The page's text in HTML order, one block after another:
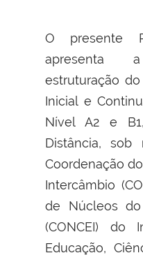
O presente
apresenta
estruturação
Inicial e
Nível A2 e
Distância, sob
Coordenação
Intercâmbio
de Núcleos
(CONCEI) do
Educação,